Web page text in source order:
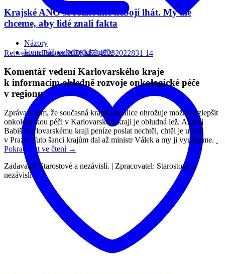
Retweet on Twitter 2076347347232022831 14
Krajské ANO se rozhodně nebojí lhát. My ale
chceme, aby lidé znali fakta
Názory
komentář,onkologická péče
Komentář vedení Karlovarského kraje
k informacím ohledně rozvoje onkologické péče
v regionu
Zpráva o tom, že současná krajská koalice ohrožuje možnost zlepšit
onkologickou péči v Karlovarském kraji je obludná lež. Andrej
Babiš Karlovarskému kraji peníze poslat nechtěl, chtěl je utratit
v Praze. Tuto šanci krajům dal až ministr Válek a my ji využijeme.
Pokračovat ve čtení →
Zadavatel: Starostové a nezávislí. | Zpracovatel: Starostové a
nezávislí